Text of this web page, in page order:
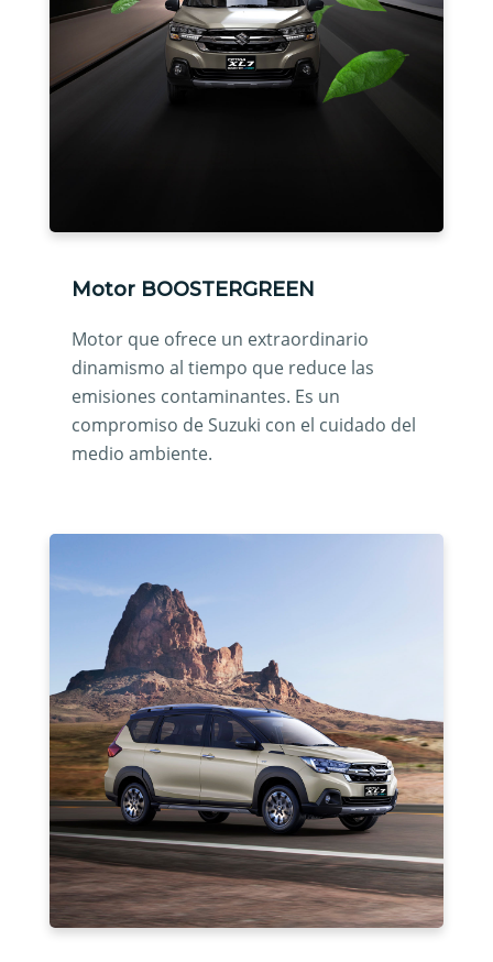
Motor BOOSTERGREEN
Motor que ofrece un extraordinario
dinamismo al tiempo que reduce las
emisiones contaminantes. Es un
compromiso de Suzuki con el cuidado del
medio ambiente.